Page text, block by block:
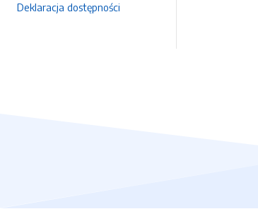
Deklaracja dostępności